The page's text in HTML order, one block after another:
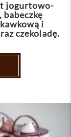
jogurtowo-
babeczkę
i
czekoladę.